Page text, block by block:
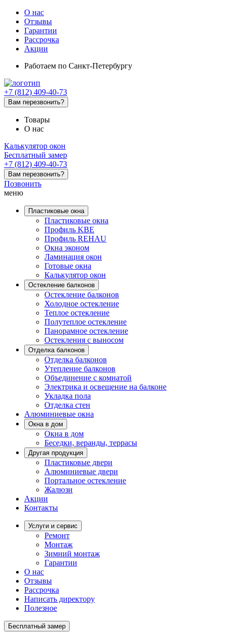
О нас
Отзывы
Гарантии
Рассрочка
Акции
Работаем по Санкт-Петербургу
+7 (812) 409-40-73
Вам перезвонить?
Товары
О нас
Калькулятор окон
Бесплатный замер
+7 (812) 409-40-73
Вам перезвонить?
Позвонить
меню
Пластиковые окна
Пластиковые окна
Профиль KBE
Профиль REHAU
Окна эконом
Ламинация окон
Готовые окна
Калькулятор окон
Остекление балконов
Остекление балконов
Холодное остекление
Теплое остекление
Полутеплое остекление
Панорамное остекление
Остекления с выносом
Отделка балконов
Отделка балконов
Утепление балконов
Объединение с комнатой
Электрика и освещение на балконе
Укладка пола
Отделка стен
Алюминиевые окна
Окна в дом
Окна в дом
Беседки, веранды, террасы
Другая продукция
Пластиковые двери
Алюминиевые двери
Портальное остекление
Жалюзи
Акции
Контакты
Услуги и сервис
Ремонт
Монтаж
Зимний монтаж
Гарантии
О нас
Отзывы
Рассрочка
Написать директору
Полезное
Бесплатный замер